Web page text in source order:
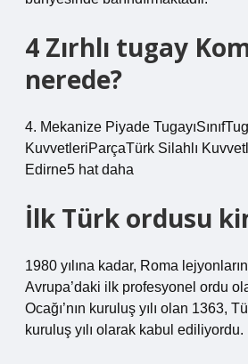
4 Zırhlı tugay
nerede?
4. Mekanize Piyade
KuvvetleriParçaTürk Silahlı
Edirne5 hat daha
İlk Türk ordusu
1980 yılına kadar, Roma
Avrupa’daki ilk profesyonel ordu
Ocağı’nın kuruluş yılı olan 1363,
kuruluş yılı olarak kabul ediliyordu.